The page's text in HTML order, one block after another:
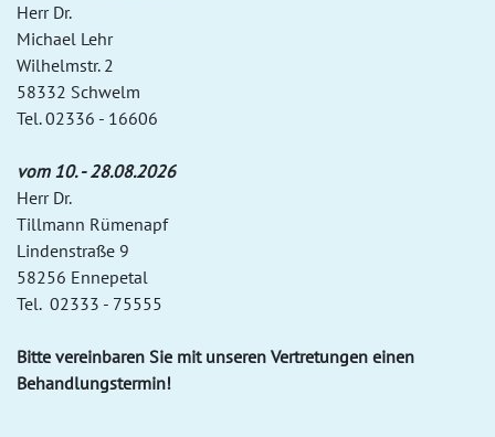
Herr Dr.
Michael Lehr
Wilhelmstr. 2
58332 Schwelm
Tel. 02336 - 16606
vom 10. - 28.08.2026
Herr Dr.
Tillmann Rümenapf
Lindenstraße 9
58256 Ennepetal
Tel. 02333 - 75555
Bitte vereinbaren Sie mit unseren Vertretungen einen
Behandlungstermin!